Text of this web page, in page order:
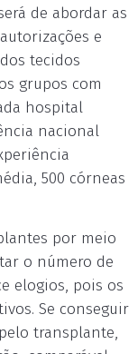
de abordar as
e
tecidos
grupos com
hospital
nacional
500 córneas
por meio
o número de
elogios, pois os
Se conseguir
transplante,